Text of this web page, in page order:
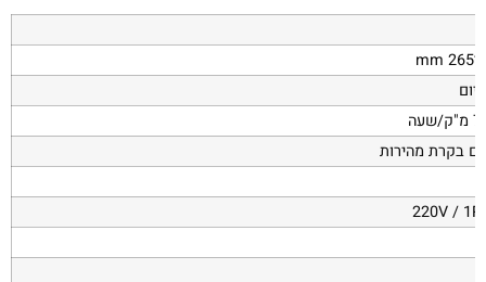
220V /